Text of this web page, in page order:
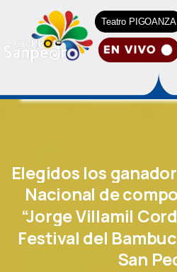
Teatro PIGOANZA
Elegidos los
Nacional de
“JorgeVillamil
Festival del
San